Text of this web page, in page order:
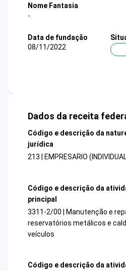
Nome Fantasia
-
Data de fundação
08/11/2022
Dados da receita
Código e descrição da
jurídica
213 | EMPRESARIO
Código e descrição da
principal
3311-2/00 | Manutenção e
reservatórios metálicos e
veículos
Código e descrição da